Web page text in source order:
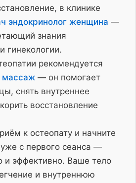
в клинике
эндокринолог женщина —
знания
гинекологии.
рекомендуется
массаж — он помогает
снять внутреннее
восстановление
к остеопату и начните
с первого сеанса —
и эффективно. Ваше тело
и внутреннюю